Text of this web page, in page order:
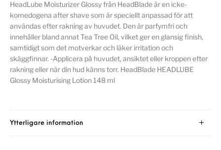
HeadLube Moisturizer Glossy från HeadBlade är en icke-
komedogena after shave som är speciellt anpassad för att
användas efter rakning av huvudet. Den är parfymfri och
innehåller bland annat Tea Tree Oil, vilket ger en glansig finish,
samtidigt som det motverkar och läker irritation och
skäggfinnar. -Applicera på huvudet, ansiktet eller kroppen efter
rakning eller när din hud känns torr. HeadBlade HEADLUBE
Glossy Moisturising Lotion 148 ml
Ytterligare information